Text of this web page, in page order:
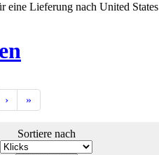
eine Lieferung nach United States
› »
Sortiere nach